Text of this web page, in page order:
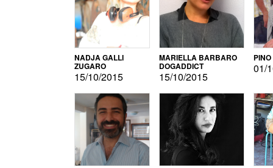
NADJA GALLI
ZUGARO
15/10/2015
MARIELLA BARBARO
DOGADDICT
15/10/2015
01/